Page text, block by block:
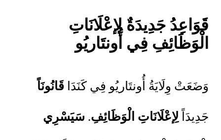
قَوَاعِدُ جَدِيدَةٌ لِإعْلَانَاتِ
الْوَظَائِفِ فِي أُونتَاريُو
وَضَعَتْ وِلَايَةُ أُونتَاريُو فِي كَنَدَا قَانُونَاً
جَدِيدَاً لِإعْلَانَاتِ الْوَظَائِفِ. سَيَسْرِي